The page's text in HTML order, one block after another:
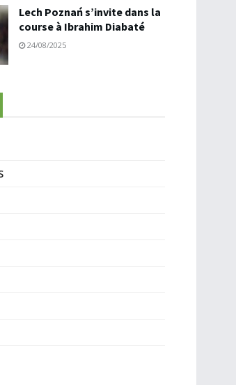
Lech Poznań s’invite dans la
course à Ibrahim Diabaté
24/08/2025